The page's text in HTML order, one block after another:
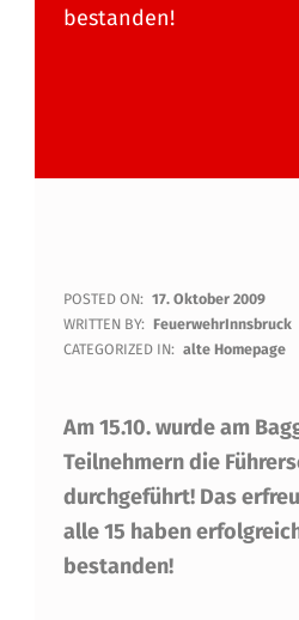
bestanden!
W
E
S
S
E
F
POSTED ON: 17. Oktober 2009
WRITTEN BY: FeuerwehrInnsbruck
CATEGORIZED IN: alte Homepage
Am 15.10. wurde am
Teilnehmern die
durchgeführt! Das
alle 15 haben
bestanden!